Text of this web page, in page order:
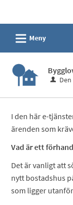
till
Hultfreds
L Meny
I den här e-
ärenden som
Vad är ett
Det är vanligt att
nytt bostadshus
som ligger